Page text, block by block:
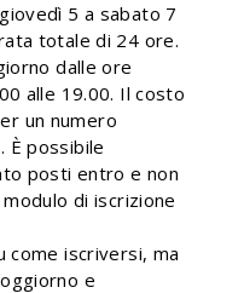
5 a sabato 7
totale di 24 ore.
dalle ore
alle 19.00. Il costo
un numero
È possibile
posti entro e non
di iscrizione
come iscriversi, ma
e